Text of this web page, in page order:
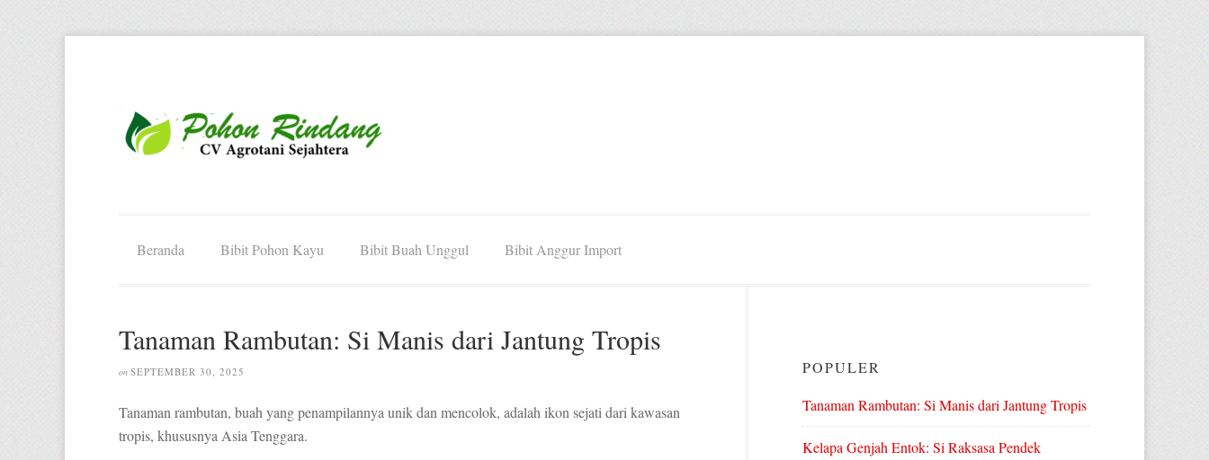
Beranda Bibit Pohon Kayu Bibit Buah Unggul Bibit Anggur Import
Tanaman Rambutan: Si Manis dari Jantung Tropis
on SEPTEMBER 30, 2025
Tanaman rambutan, buah yang penampilannya unik dan mencolok, adalah ikon sejati dari kawasan
tropis, khususnya Asia Tenggara.
POPULER
Tanaman Rambutan: Si Manis dari Jantung Tropis
Kelapa Genjah Entok: Si Raksasa Pendek